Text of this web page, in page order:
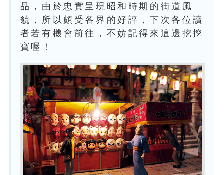
品，由於忠實呈現昭和時期的街道風
貌，所以頗受各界的好評，下次各位讀
者若有機會前往，不妨記得來這邊挖挖
寶喔！